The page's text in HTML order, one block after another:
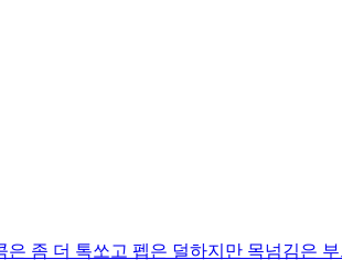
좀 더 톡쏘고 펩은 덜하지만 목넘김은